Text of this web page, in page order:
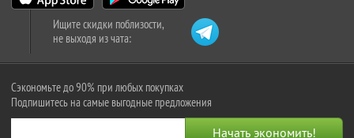
Ищите скидки поблизости,
не выходя из чата:
Сэкономьте до 90% при любых покупках
Подпишитесь на самые выгодные предложения